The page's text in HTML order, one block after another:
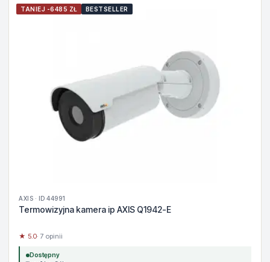
TANIEJ -6485 ZŁ BESTSELLER
AXIS · ID 44991
Termowizyjna kamera ip AXIS Q1942-E
★ 5.0· 7 opinii
Dostępny